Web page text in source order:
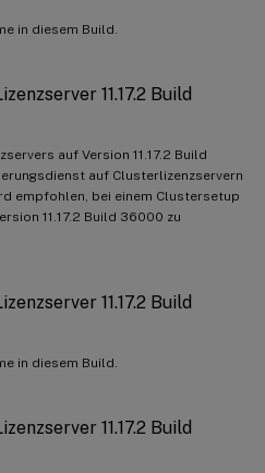
in diesem Build.
11.17.2 Build
auf Version 11.17.2 Build
auf Clusterlizenzservern
empfohlen, bei einem Clustersetup
11.17.2 Build 36000 zu
11.17.2 Build
in diesem Build.
11.17.2 Build